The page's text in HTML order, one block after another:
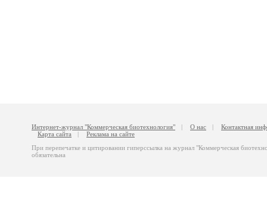
Интернет-журнал "Коммерческая биотехнология" | О нас |
Контактная
Карта сайта
|
Реклама на сайте
При перепечатке и цитировании гиперссылка на журнал "Коммерческая
обязательна